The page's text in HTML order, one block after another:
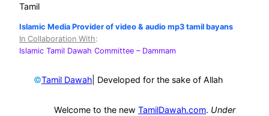
Tamil
Islamic Media Provider of video & audio mp3 tamil bayans
In Collaboration With:
Islamic Tamil Dawah Committee – Dammam
©Tamil Dawah | Developed for the sake of Allah
Welcome to the new TamilDawah.com. Under